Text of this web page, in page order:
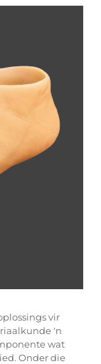
vir
'n
wat
Onder die